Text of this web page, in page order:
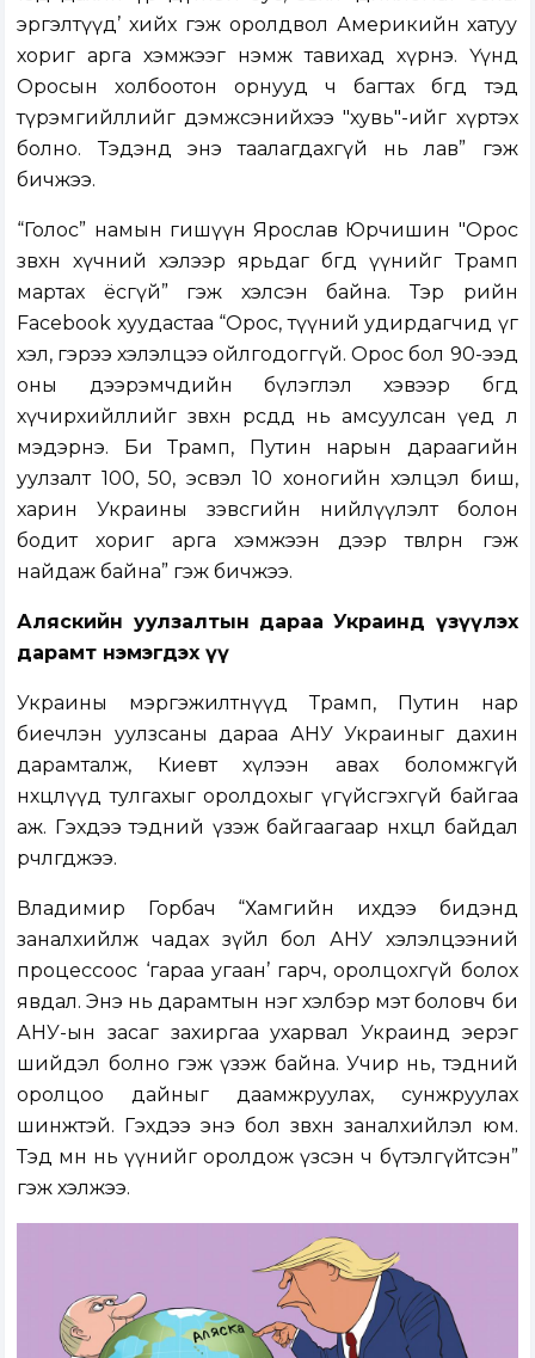
эргэлтүүд’ хийх гэж оролдвол Америкийн хатуу
хориг арга хэмжээг нэмж тавихад хүрнэ. Үүнд
Оросын холбоотон орнууд ч багтах бөгөөд тэд
түрэмгийллийг дэмжсэнийхээ "хувь"-ийг хүртэх
болно. Тэдэнд энэ таалагдахгүй нь лав” гэж
бичжээ.
“Голос” намын гишүүн Ярослав Юрчишин "Орос
зөвхөн хүчний хэлээр ярьдаг бөгөөд үүнийг Трамп
мартах ёсгүй” гэж хэлсэн байна. Тэр өөрийн
Facebook хуудастаа “Орос, түүний удирдагчид үг
хэл, гэрээ хэлэлцээ ойлгодоггүй. Орос бол 90-ээд
оны дээрэмчдийн бүлэглэл хэвээр бөгөөд
хүчирхийллийг зөвхөн өөрсдөд нь амсуулсан үед л
мэдэрнэ. Би Трамп, Путин нарын дараагийн
уулзалт 100, 50, эсвэл 10 хоногийн хэлцэл биш,
харин Украины зэвсгийн нийлүүлэлт болон
бодит хориг арга хэмжээн дээр төвлөрнө гэж
найдаж байна” гэж бичжээ.
Аляскийн уулзалтын дараа Украинд үзүүлэх
дарамт нэмэгдэх үү
Украины мэргэжилтнүүд Трамп, Путин нар
биечлэн уулзсаны дараа АНУ Украиныг дахин
дарамталж, Киевт хүлээн авах боломжгүй
нөхцөлүүд тулгахыг оролдохыг үгүйсгэхгүй байгаа
аж. Гэхдээ тэдний үзэж байгаагаар нөхцөл байдал
өөрчлөгджээ.
Владимир Горбач “Хамгийн ихдээ бидэнд
заналхийлж чадах зүйл бол АНУ хэлэлцээний
процессоос ‘гараа угаан’ гарч, оролцохгүй болох
явдал. Энэ нь дарамтын нэг хэлбэр мэт боловч би
АНУ-ын засаг захиргаа ухарвал Украинд эерэг
шийдэл болно гэж үзэж байна. Учир нь, тэдний
оролцоо дайныг даамжруулах, сунжруулах
шинжтэй. Гэхдээ энэ бол зөвхөн заналхийлэл юм.
Тэд өмнө нь үүнийг оролдож үзсэн ч бүтэлгүйтсэн”
гэж хэлжээ.